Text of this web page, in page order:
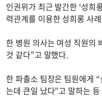
인권위가 최근 발간한 ‘성희
력관계를 이용한 성희롱 사
한 병원 의사는 여성 직원의
것 같다”고 말했다.
한 파출소 팀장은 팀원에게
는데 큰일 났다”고 말하는